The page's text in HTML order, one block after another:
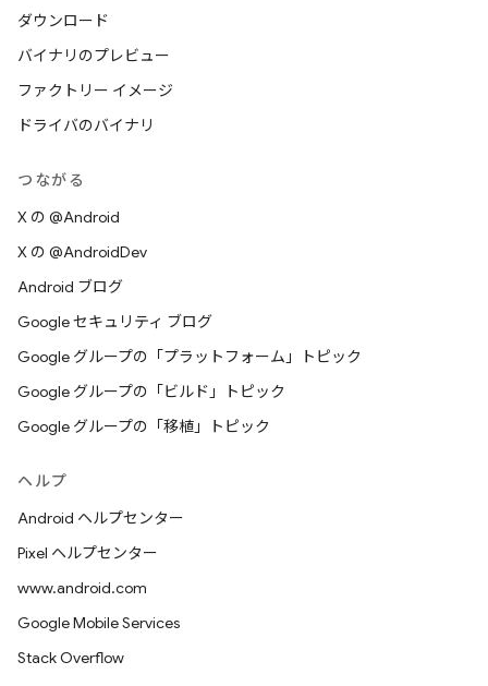
ダウンロード
バイナリのプレビュー
ファクトリー イメージ
ドライバのバイナリ
つながる
X の @Android
X の @AndroidDev
Android ブログ
Google セキュリティ ブログ
Google グループの「プラットフォーム」トピック
Google グループの「ビルド」トピック
Google グループの「移植」トピック
ヘルプ
Android ヘルプセンター
Pixel ヘルプセンター
www.android.com
Google Mobile Services
Stack Overflow